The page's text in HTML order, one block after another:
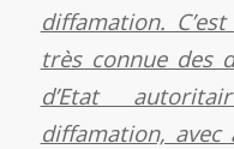
diffamation.
très connue des
d’Etat
diffamation,